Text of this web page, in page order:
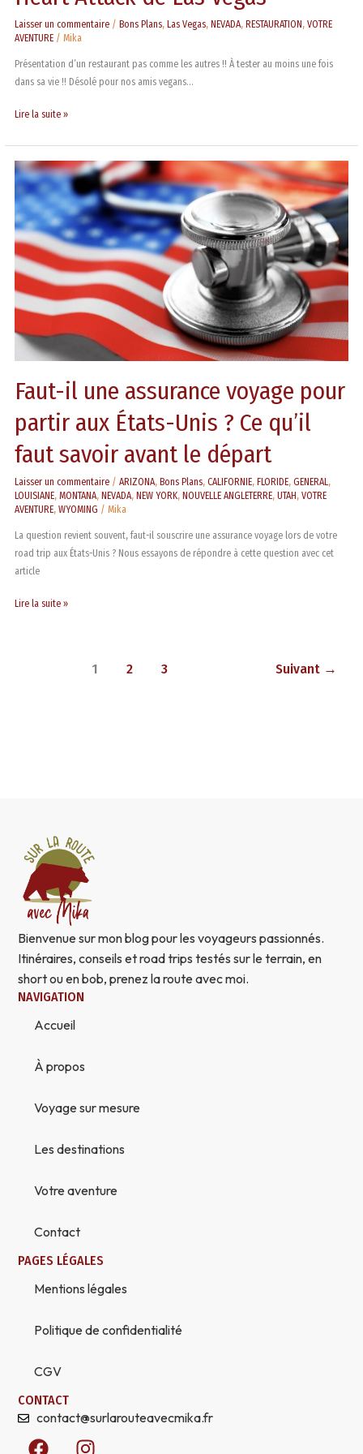
Laisser un commentaire /Bons Plans,Las Vegas,NEVADA,RESTAURATION,VOTRE
AVENTURE /Mika
Présentation d’un restaurant pas comme les autres !! À tester au moins une fois
dans sa vie !! Désolé pour nos amis vegans…
Lire la suite »
Faut-il une assurance voyage pour
partir aux États-Unis ? Ce qu’il
faut savoir avant le départ
Laisser un commentaire /ARIZONA, Bons Plans,CALIFORNIE, FLORIDE,GENERAL,
LOUISIANE,MONTANA, NEVADA, NEW YORK, NOUVELLE ANGLETERRE,UTAH ,VOTRE
AVENTURE,WYOMING /Mika
La question revient souvent, faut-il souscrire une assurance voyage lors de votre
road trip aux États-Unis ? Nous essayons de répondre à cette question avec cet
article
Faut-
une
assurance
voyage
pour
partir
aux
États-
Unis
qu’il
faut
savoir
avant
le
Lire la suite »
1 2 3 Suivant →
Bienvenue sur mon blog pour les voyageurs passionnés.
Itinéraires, conseils et road trips testés sur le terrain, en
short ou en bob, prenez la route avec moi.
NAVIGATION
Accueil
À propos
Voyage sur mesure
Les destinations
Votre aventure
Contact
PAGES LÉGALES
Mentions légales
Politique de confidentialité
CGV
CONTACT
contact@surlarouteavecmika.fr
F
I